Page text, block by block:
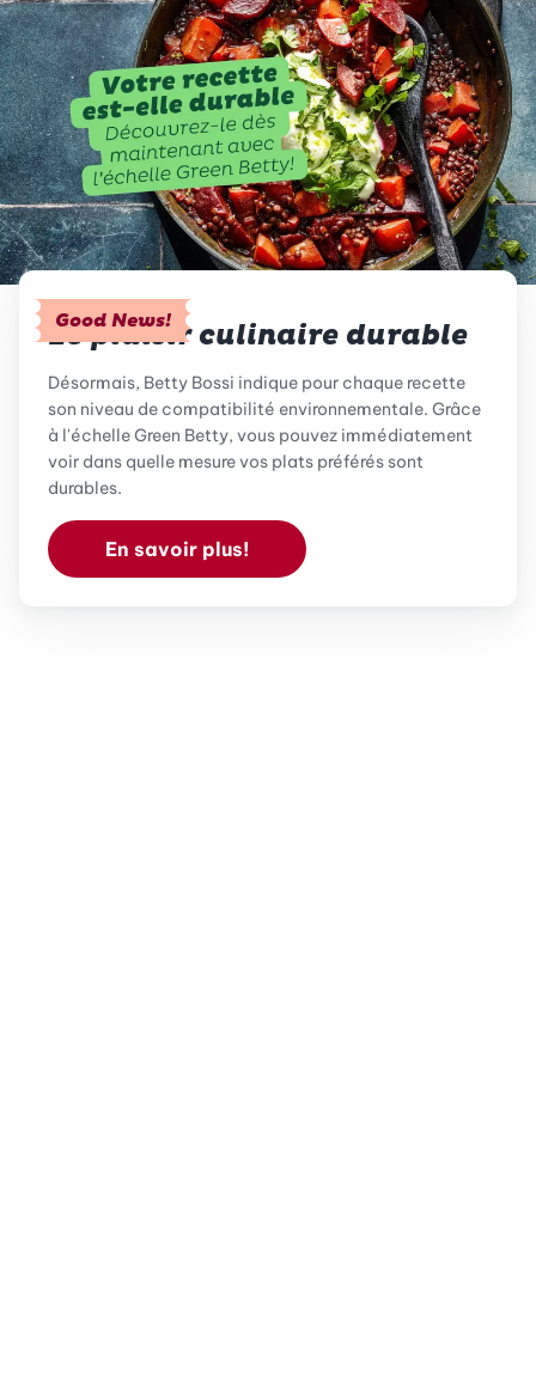
Good News!
Le plaisir culinaire durable
Désormais, Betty Bossi indique pour chaque recette
son niveau de compatibilité environnementale. Grâce
à l'échelle Green Betty, vous pouvez immédiatement
voir dans quelle mesure vos plats préférés sont
durables.
En savoir plus!